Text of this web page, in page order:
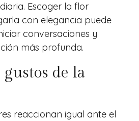
Escoger la flor
con elegancia puede
conversaciones y
más profunda.
de la
reaccionan igual ante el